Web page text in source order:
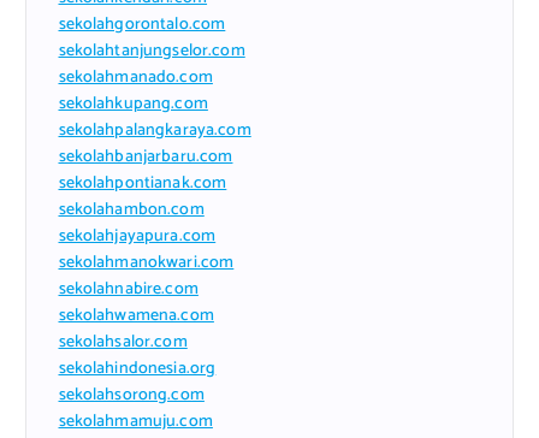
sekolahgorontalo.com
sekolahtanjungselor.com
sekolahmanado.com
sekolahkupang.com
sekolahpalangkaraya.com
sekolahbanjarbaru.com
sekolahpontianak.com
sekolahambon.com
sekolahjayapura.com
sekolahmanokwari.com
sekolahnabire.com
sekolahwamena.com
sekolahsalor.com
sekolahindonesia.org
sekolahsorong.com
sekolahmamuju.com